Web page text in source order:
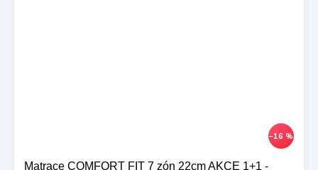
–16 %
Matrace COMFORT FIT 7 zón 22cm AKCE 1+1 -